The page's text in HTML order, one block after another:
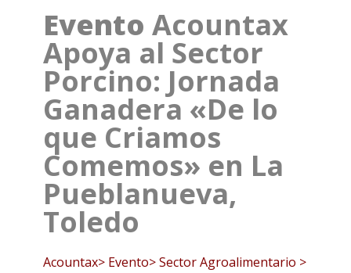
Evento Acountax
Apoya al Sector
Porcino: Jornada
Ganadera «De lo
que Criamos
Comemos» en La
Pueblanueva,
Toledo
Acountax> Evento> Sector Agroalimentario >